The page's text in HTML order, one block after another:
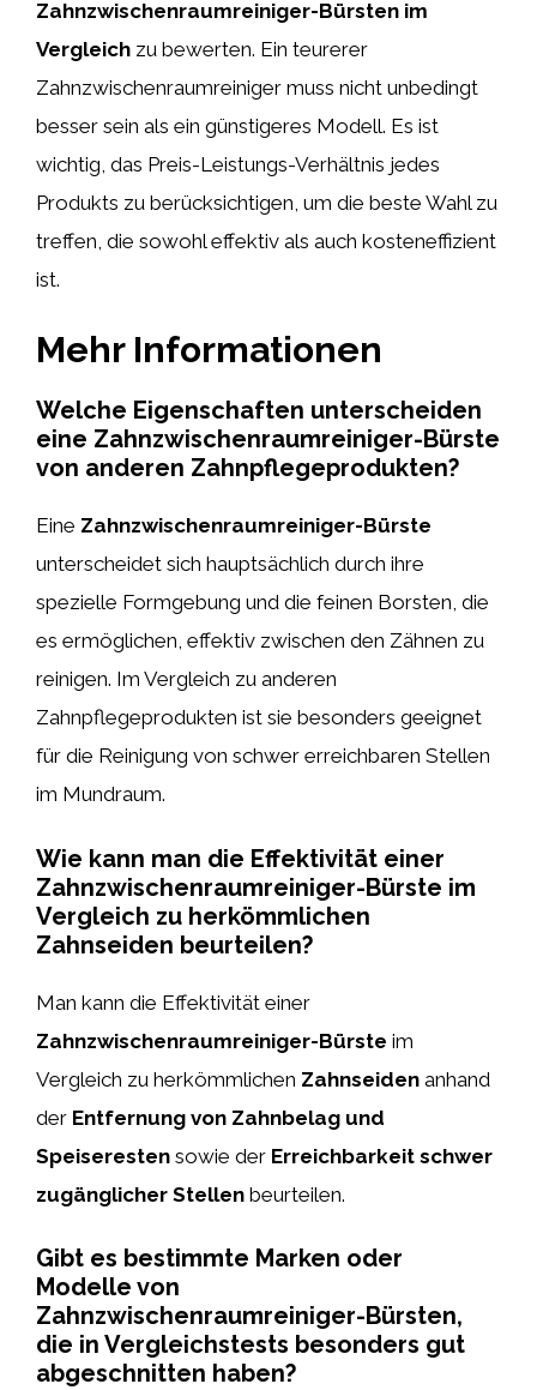
Zahnzwischenraumreiniger-Bürsten im
Vergleich zu bewerten. Ein teurerer
Zahnzwischenraumreiniger muss nicht unbedingt
besser sein als ein günstigeres Modell. Es ist
wichtig, das Preis-Leistungs-Verhältnis jedes
Produkts zu berücksichtigen, um die beste Wahl zu
treffen, die sowohl effektiv als auch kosteneffizient
ist.
Mehr Informationen
Welche Eigenschaften unterscheiden
eine Zahnzwischenraumreiniger-Bürste
von anderen Zahnpflegeprodukten?
Eine Zahnzwischenraumreiniger-Bürste
unterscheidet sich hauptsächlich durch ihre
spezielle Formgebung und die feinen Borsten, die
es ermöglichen, effektiv zwischen den Zähnen zu
reinigen. Im Vergleich zu anderen
Zahnpflegeprodukten ist sie besonders geeignet
für die Reinigung von schwer erreichbaren Stellen
im Mundraum.
Wie kann man die Effektivität einer
Zahnzwischenraumreiniger-Bürste im
Vergleich zu herkömmlichen
Zahnseiden beurteilen?
Man kann die Effektivität einer
Zahnzwischenraumreiniger-Bürste im
Vergleich zu herkömmlichen Zahnseiden anhand
der Entfernung von Zahnbelag und
Speiseresten sowie der Erreichbarkeit schwer
zugänglicher Stellen beurteilen.
Gibt es bestimmte Marken oder
Modelle von
Zahnzwischenraumreiniger-Bürsten,
die in Vergleichstests besonders gut
abgeschnitten haben?